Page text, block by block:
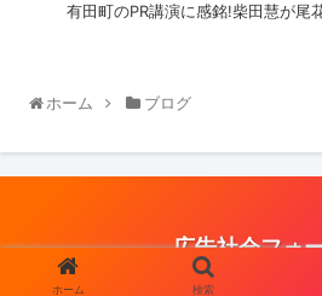
有田町のPR講演に感銘!柴田慧が尾
ホーム ブログ
広告社会フォ
© 2021 広告社会フ
ホーム 検索